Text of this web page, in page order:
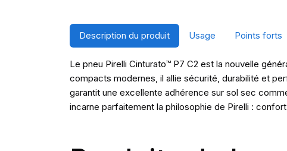
Description du produit Usage Points forts
Le pneu Pirelli Cinturato™ P7 C2 est la nouvelle
compacts modernes, il allie sécurité, durabilité et
garantit une excellente adhérence sur sol sec
incarne parfaitement la philosophie de Pirelli :